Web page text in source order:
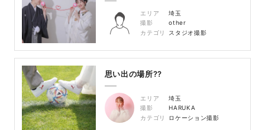
エリア
埼玉
撮影
other
カテゴリ
スタジオ撮影
思い出の場所??
エリア
埼玉
撮影
HARUKA
カテゴリ
ロケーション撮影